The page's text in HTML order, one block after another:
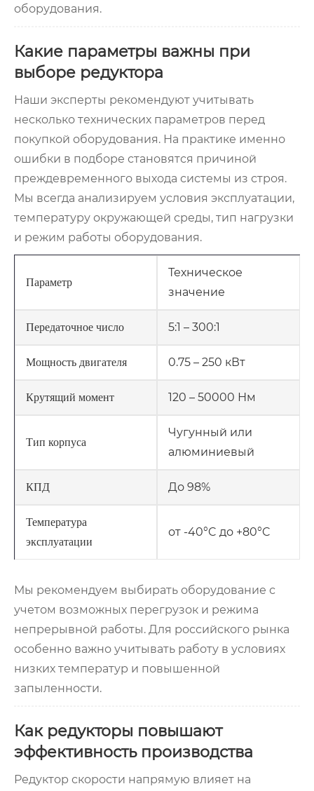
оборудования.
Какие параметры важны при
выборе редуктора
Наши эксперты рекомендуют учитывать
несколько технических параметров перед
покупкой оборудования. На практике именно
ошибки в подборе становятся причиной
преждевременного выхода системы из строя.
Мы всегда анализируем условия эксплуатации,
температуру окружающей среды, тип нагрузки
и режим работы оборудования.
Параметр
Техническое
значение
Передаточное число 5:1 – 300:1
Мощность двигателя 0.75 – 250 кВт
Крутящий момент 120 – 50000 Нм
Тип корпуса
Чугунный или
алюминиевый
КПД До 98%
Температура
эксплуатации
от -40°C до +80°C
Мы рекомендуем выбирать оборудование с
учетом возможных перегрузок и режима
непрерывной работы. Для российского рынка
особенно важно учитывать работу в условиях
низких температур и повышенной
запыленности.
Как редукторы повышают
эффективность производства
Редуктор скорости напрямую влияет на